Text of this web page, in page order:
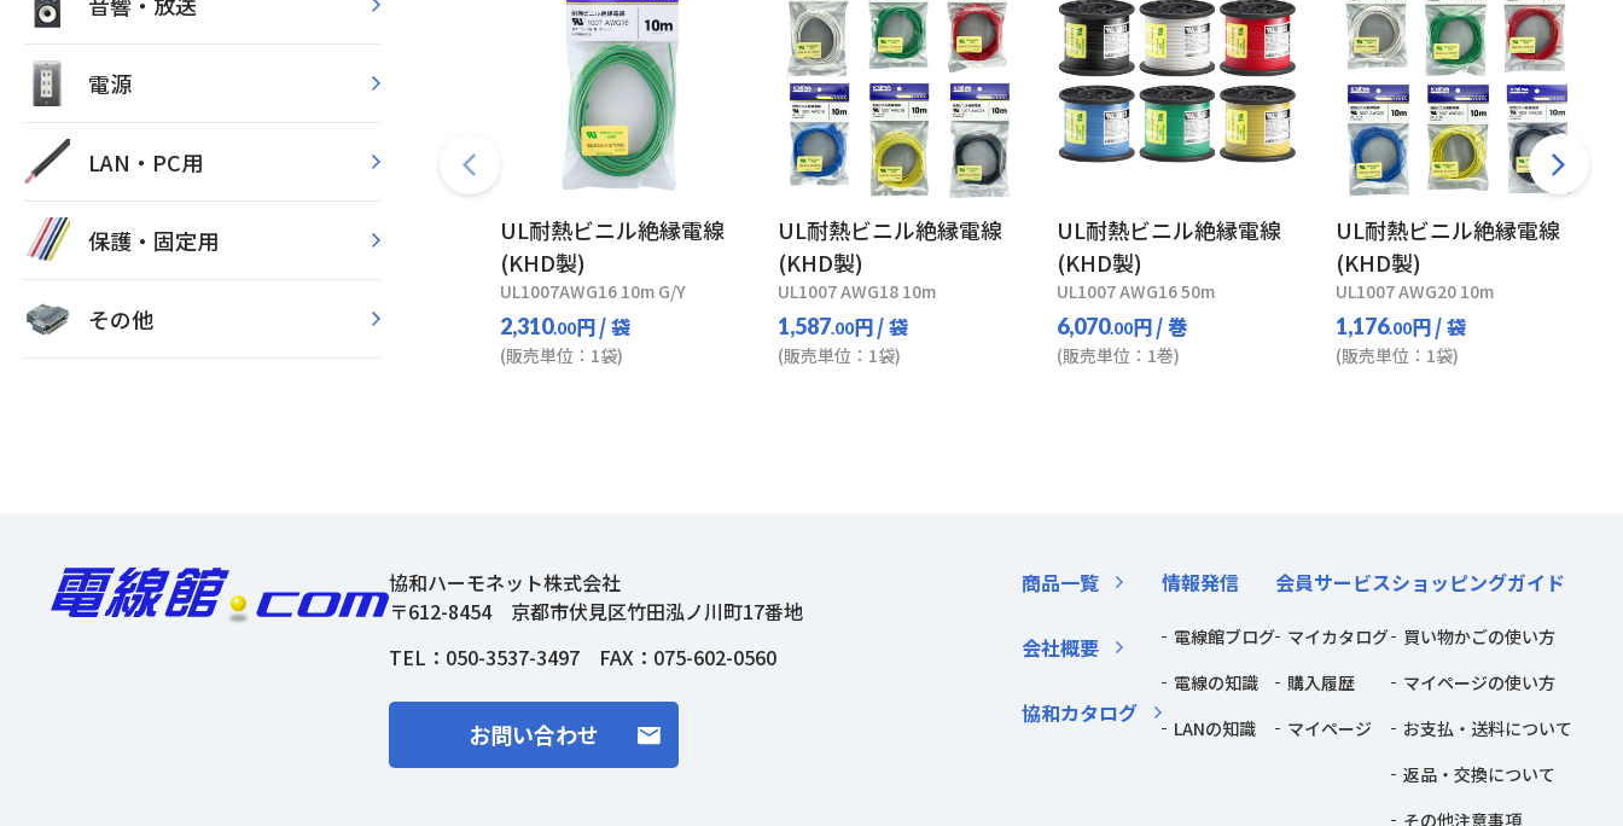
電源
LAN・PC用
保護・固定用
その他
UL耐熱ビニル絶縁電線
(KHD製)
UL1007AWG16 10m G/Y
2,310.00円/ 袋
(販売単位：1袋)
UL耐熱ビニル絶縁電線
(KHD製)
UL1007 AWG18 10m
1,587.00円/ 袋
(販売単位：1袋)
UL耐熱ビニル絶縁電線
(KHD製)
UL1007 AWG16 50m
6,070.00円/ 巻
(販売単位：1巻)
UL耐熱ビニル絶縁電線
(KHD製)
UL1007 AWG20 10m
1,176.00円/ 袋
(販売単位：1袋)
協和ハーモネット株式会社
〒612-8454 京都市伏見区竹田泓ノ川町17番地
TEL： 050-3537-3497 FAX：075-602-0560
お問い合わせ
商品一覧
会社概要
協和カタログ
情報発信
電線館ブログ
電線の知識
LANの知識
会員サービス
マイカタログ
購入履歴
マイページ
ショッピングガイド
買い物かごの使い方
マイページの使い方
お支払・送料について
返品・交換について
その他注意事項